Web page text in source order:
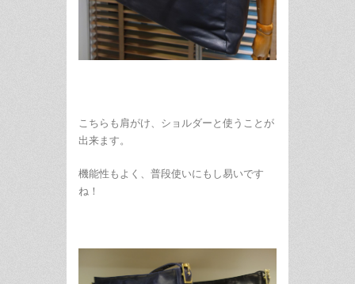
こちらも肩がけ、ショルダーと使うことが
出来ます。
機能性もよく、普段使いにもし易いです
ね！